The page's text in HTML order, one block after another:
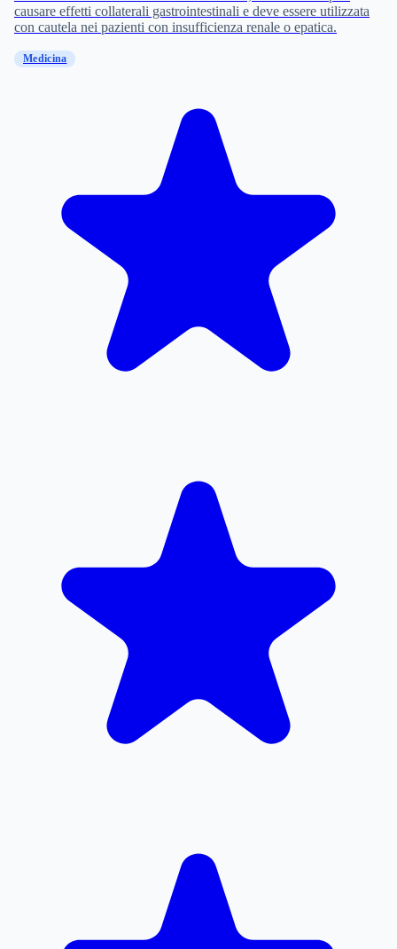
causare effetti collaterali gastrointestinali e deve essere utilizzata
con cautela nei pazienti con insufficienza renale o epatica.
Medicina